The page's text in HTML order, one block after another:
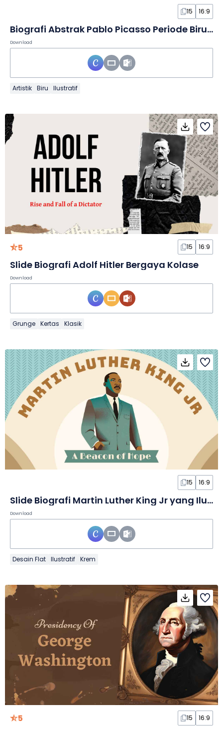
15 16:9
Biografi Abstrak Pablo Picasso Periode Biru dalam Slide
Download
Artistik Biru Ilustratif
5 15 16:9
Slide Biografi Adolf Hitler Bergaya Kolase
Download
Grunge Kertas Klasik
15 16:9
Slide Biografi Martin Luther King Jr yang Ilustratif
Download
Desain Flat Ilustratif Krem
5 15 16:9